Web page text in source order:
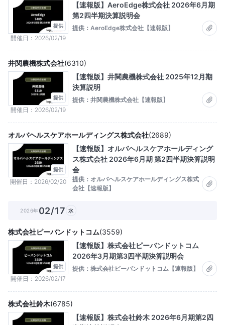
提供
開催日 2026/02/19
【速報版】AeroEdge株式会社 2026年6月期
第2四半期決算説明会
提供：AeroEdge株式会社【速報版】
提供
開催日 2026/02/19
井関農機株式会社(6310)
【速報版】井関農機株式会社 2025年12月期
決算説明
提供：井関農機株式会社【速報版】
提供
開催日 2026/02/20
オルバヘルスケアホールディングス株式会社(2689)
【速報版】オルバヘルスケアホールディング
ス株式会社 2026年6月期 第2四半期決算説明
会
提供：オルバヘルスケアホールディングス株式
会社【速報版】
2026年02/17 水
提供
開催日 2026/02/17
株式会社ピーバンドットコム(3559)
【速報版】株式会社ピーバンドットコム
2026年3月期第3四半期決算説明会
提供：株式会社ピーバンドットコム【速報版】
株式会社鈴木(6785)
【速報版】株式会社鈴木 2026年6月期第2四